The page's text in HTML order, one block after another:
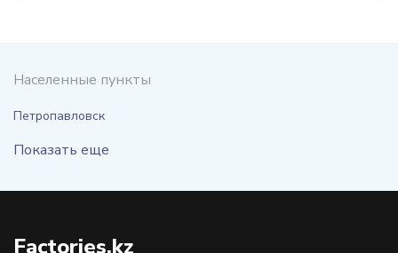
Населенные пункты
Петропавловск
Показать еще
Factories.kz